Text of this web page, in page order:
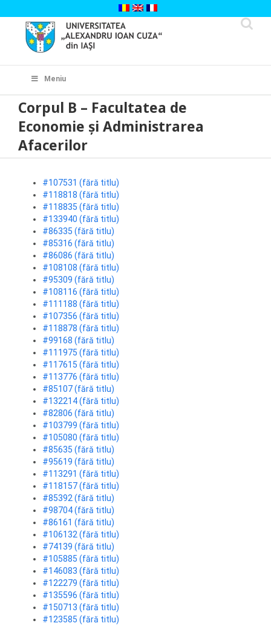
to
content
Meniu
Corpul B – Facultatea de
Economie şi Administrarea
Afacerilor
#107531 (fără titlu)
#118818 (fără titlu)
#118835 (fără titlu)
#133940 (fără titlu)
#86335 (fără titlu)
#85316 (fără titlu)
#86086 (fără titlu)
#108108 (fără titlu)
#95309 (fără titlu)
#108116 (fără titlu)
#111188 (fără titlu)
#107356 (fără titlu)
#118878 (fără titlu)
#99168 (fără titlu)
#111975 (fără titlu)
#117615 (fără titlu)
#113776 (fără titlu)
#85107 (fără titlu)
#132214 (fără titlu)
#82806 (fără titlu)
#103799 (fără titlu)
#105080 (fără titlu)
#85635 (fără titlu)
#95619 (fără titlu)
#113291 (fără titlu)
#118157 (fără titlu)
#85392 (fără titlu)
#98704 (fără titlu)
#86161 (fără titlu)
#106132 (fără titlu)
#74139 (fără titlu)
#105885 (fără titlu)
#146083 (fără titlu)
#122279 (fără titlu)
#135596 (fără titlu)
#150713 (fără titlu)
#123585 (fără titlu)